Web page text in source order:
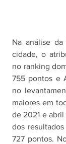
Na análise
cidade, o
no ranking
755 pontos e
no
maiores em
de 2021 e
dos
727 pontos.